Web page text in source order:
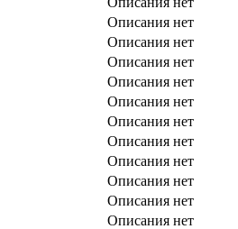
Описания нет
Описания нет
Описания нет
Описания нет
Описания нет
Описания нет
Описания нет
Описания нет
Описания нет
Описания нет
Описания нет